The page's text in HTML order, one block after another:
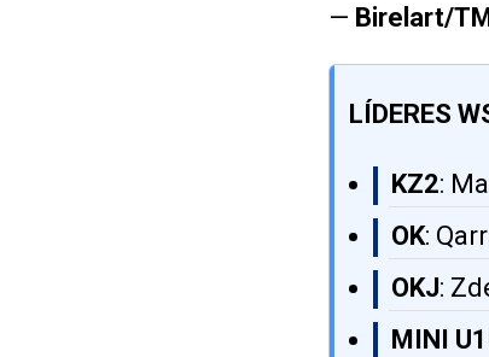
— Birelart/
LÍDERES
KZ2:
OK:
OKJ:
MINI